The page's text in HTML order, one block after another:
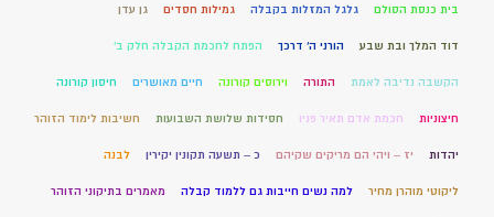
בית כנסת הסולם גלגל המזלות בקבלה גמילות חסדים גן עדן
דוד המלך ובת שבע הורני ה' דרכך הפתח לחכמת הקבלה חלק ב'
הקשבה נדיבה לאמת התורה וירוסים קורונה חיים מאושרים חיסון קורונה
חיצוניות חכמת אדם תאיר פניו חסידות שלושת השבועות חשיבות לימוד הזוהר
יהדות יז – ויהי הם מריקים שקיהם כ – תשעה תקונין יקירין לבנה
ליקוטי מוהרן מחיר למה נשים חייבות גם ללמוד קבלה מאמרים בתיקוני הזוהר